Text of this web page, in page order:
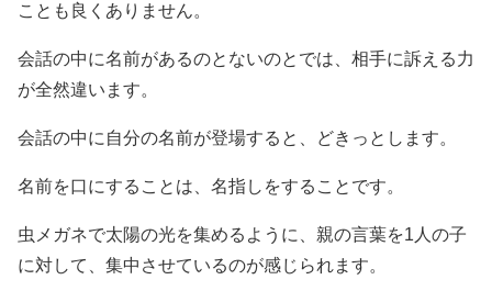
ことも良くありません。
会話の中に名前があるのとないのとでは、相手に訴える力
が全然違います。
会話の中に自分の名前が登場すると、どきっとします。
名前を口にすることは、名指しをすることです。
虫メガネで太陽の光を集めるように、親の言葉を1人の子
に対して、集中させているのが感じられます。